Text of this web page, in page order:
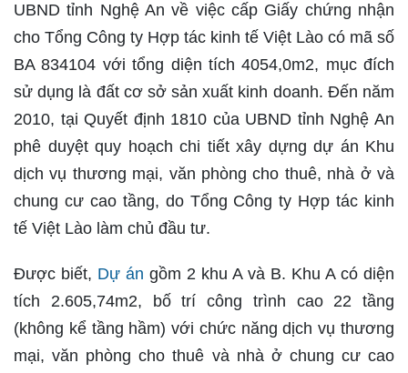
UBND tỉnh Nghệ An về việc cấp Giấy chứng nhận
cho Tổng Công ty Hợp tác kinh tế Việt Lào có mã số
BA 834104 với tổng diện tích 4054,0m2, mục đích
sử dụng là đất cơ sở sản xuất kinh doanh. Đến năm
2010, tại Quyết định 1810 của UBND tỉnh Nghệ An
phê duyệt quy hoạch chi tiết xây dựng dự án Khu
dịch vụ thương mại, văn phòng cho thuê, nhà ở và
chung cư cao tầng, do Tổng Công ty Hợp tác kinh
tế Việt Lào làm chủ đầu tư.
Được biết, Dự án gồm 2 khu A và B. Khu A có diện
tích 2.605,74m2, bố trí công trình cao 22 tầng
(không kể tầng hầm) với chức năng dịch vụ thương
mại, văn phòng cho thuê và nhà ở chung cư cao